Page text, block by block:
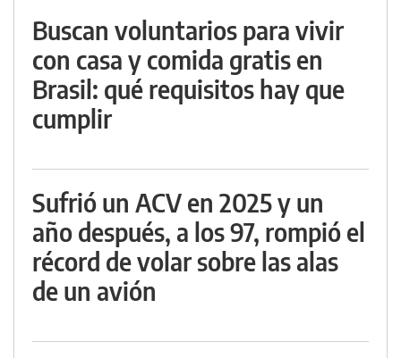
Buscan voluntarios para vivir
con casa y comida gratis en
Brasil: qué requisitos hay que
cumplir
Sufrió un ACV en 2025 y un
año después, a los 97, rompió el
récord de volar sobre las alas
de un avión